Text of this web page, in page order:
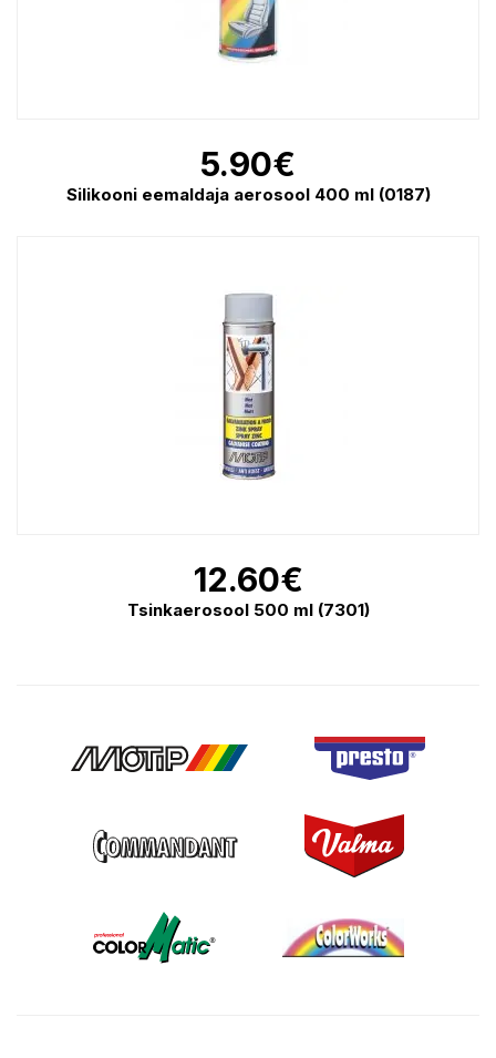
5.90€
Silikooni eemaldaja aerosool 400 ml (0187)
12.60€
Tsinkaerosool 500 ml (7301)